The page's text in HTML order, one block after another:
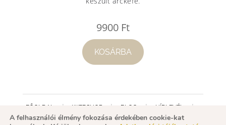
9900 Ft
KOSÁRBA
FŐOLDAL WEBSHOP BLOG HÍRLEVÉL
FACEBOOK MINŐSÍTÉS
A felhasználói élmény fokozása érdekében cookie-kat